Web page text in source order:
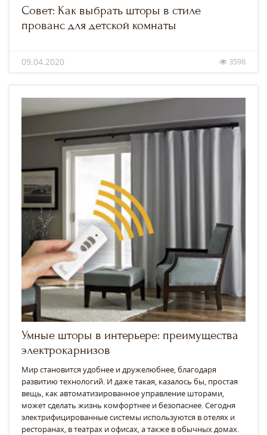
Совет: Как выбрать шторы в стиле
прованс для детской комнаты
09.04.2020 3598
Умные шторы в интерьере: преимущества
электрокарнизов
Мир становится удобнее и дружелюбнее, благодаря
развитию технологий. И даже такая, казалось бы, простая
вещь, как автоматизированное управление шторами,
может сделать жизнь комфортнее и безопаснее. Сегодня
электрифицированные системы используются в отелях и
ресторанах, в театрах и офисах, а также в обычных домах.